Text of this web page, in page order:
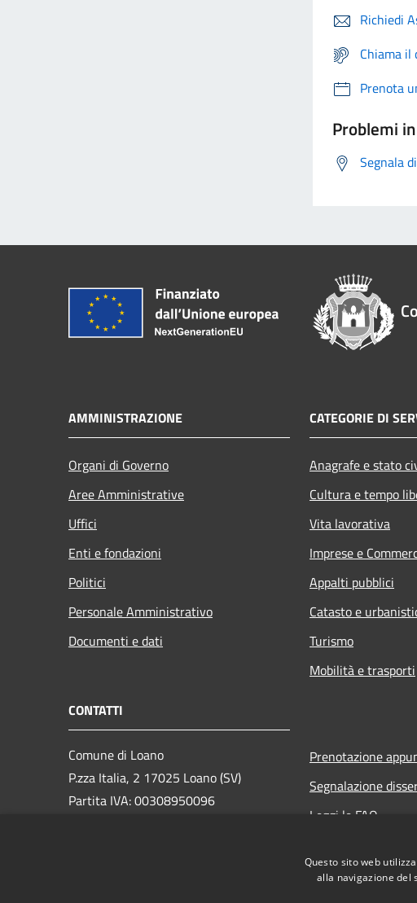
Richiedi
Chiama
Prenota
Problemi
Segnala
AMMINISTRAZIONE
Organi di Governo
Aree Amministrative
Uffici
Enti e fondazioni
Politici
Personale Amministrativo
Documenti e dati
CATEGORIE DI
Anagrafe e stato
Cultura e tempo
Vita lavorativa
Imprese e
Appalti pubblici
Catasto e
Turismo
Mobilità e trasporti
CONTATTI
Comune di Loano
P.zza Italia, 2 17025 Loano (SV)
Partita IVA: 00308950096
Prenotazione
Segnalazione
Leggi le FAQ
Questo sito web
alla navigazione del